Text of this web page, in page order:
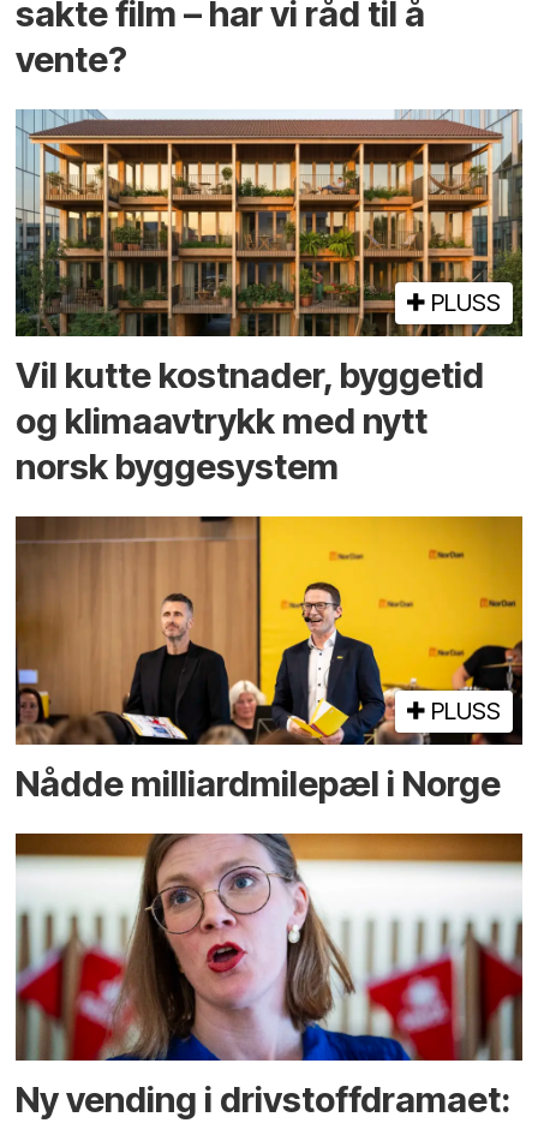
sakte film – har vi råd til å
vente?
PLUSS
Vil kutte kostnader, byggetid
og klima­avtrykk med nytt
norsk bygge­system
PLUSS
Nådde milliard­­milepæl i Norge
Ny vending i drivstoffdramaet: